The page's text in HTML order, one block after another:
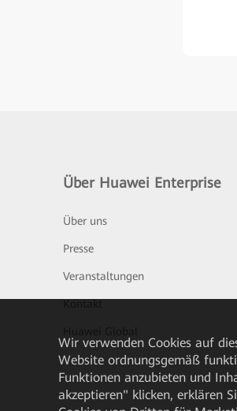
Über Huawei Enterprise
Über uns
Presse
Veranstaltungen
Wir verwenden Cookies auf
Website ordnungsgemäß
Funktionen anzubieten und
akzeptieren" klicken, erklären